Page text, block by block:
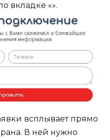
вкладке «».
всплывает прямо
В ней нужно